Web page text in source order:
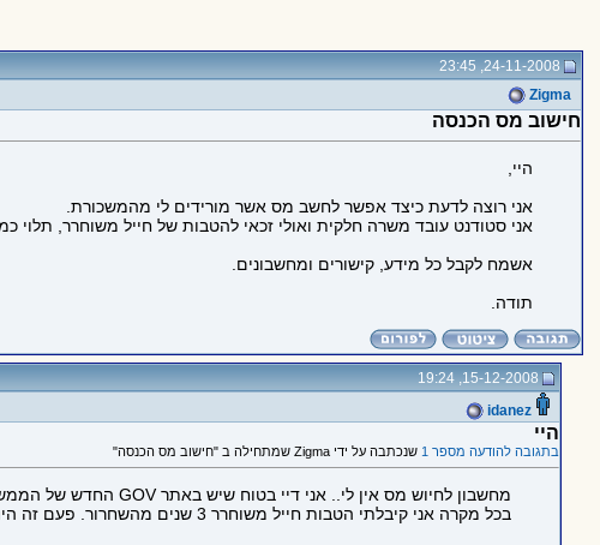
24-11-2008, 23:45
Zigma
חישוב מס הכנסה
היי,
אני רוצה לדעת כיצד אפשר לחשב מס אשר מורידים לי מהמשכורת.
אני סטודנט עובד משרה חלקית ואולי זכאי להטבות של חייל משוחרר, תלוי
אשמח לקבל כל מידע, קישורים ומחשבונים.
תודה.
15-12-2008, 19:24
idanez
היי
בתגובה להודעה מספר 1 שנכתבה על ידי Zigma שמתחילה ב "חישוב מס הכנסה"
מחשבון לחיוש מס אין לי.. אני דיי בטוח שיש באתר GOV החדש של הממשלה.
בכל מקרה אני קיבלתי הטבות חייל משוחרר 3 שנים מהשחרור. פעם זה היה שנה. עד כמה שהבנתי העלו את זה ל 3.